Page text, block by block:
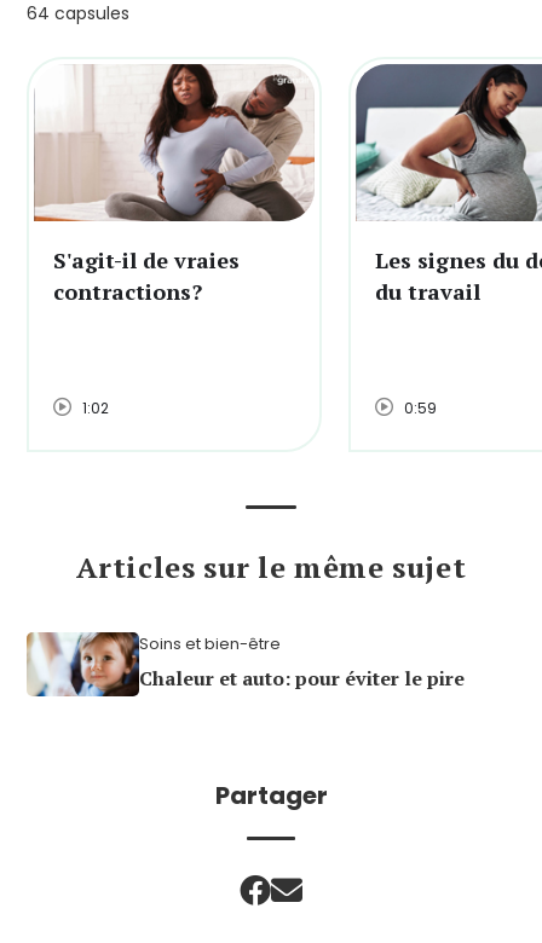
64 capsules
S'agit-il de vraies
contractions?
1:02
Les signes du
du travail
0:59
Articles sur le même sujet
Soins et bien-être
Chaleur et auto: pour éviter le pire
Partager